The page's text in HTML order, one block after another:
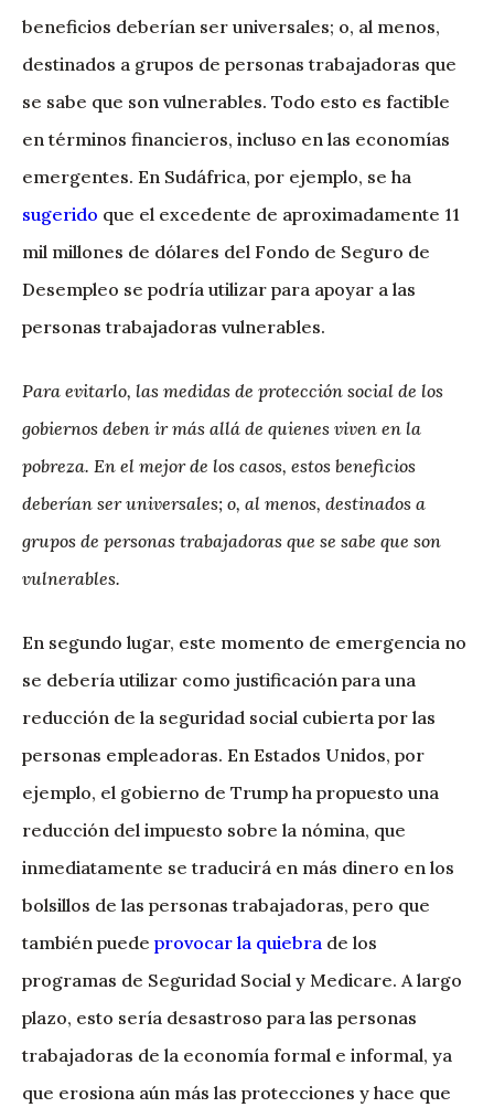
beneficios deberían ser universales; o, al menos,
destinados a grupos de personas trabajadoras que
se sabe que son vulnerables. Todo esto es factible
en términos financieros, incluso en las economías
emergentes. En Sudáfrica, por ejemplo, se ha
sugerido que el excedente de aproximadamente 11
mil millones de dólares del Fondo de Seguro de
Desempleo se podría utilizar para apoyar a las
personas trabajadoras vulnerables.
Para evitarlo, las medidas de protección social de los
gobiernos deben ir más allá de quienes viven en la
pobreza. En el mejor de los casos, estos beneficios
deberían ser universales; o, al menos, destinados a
grupos de personas trabajadoras que se sabe que son
vulnerables.
En segundo lugar, este momento de emergencia no
se debería utilizar como justificación para una
reducción de la seguridad social cubierta por las
personas empleadoras. En Estados Unidos, por
ejemplo, el gobierno de Trump ha propuesto una
reducción del impuesto sobre la nómina, que
inmediatamente se traducirá en más dinero en los
bolsillos de las personas trabajadoras, pero que
también puede provocar la quiebra de los
programas de Seguridad Social y Medicare. A largo
plazo, esto sería desastroso para las personas
trabajadoras de la economía formal e informal, ya
que erosiona aún más las protecciones y hace que